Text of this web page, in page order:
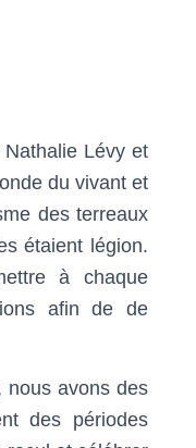
Lévy et
du vivant et
des terreaux
étaient légion.
à chaque
afin de de
nous avons des
des périodes